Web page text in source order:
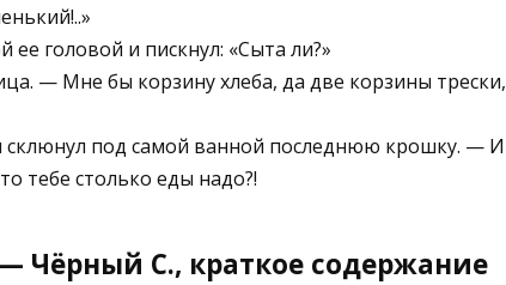
головой и пискнул: «Сыта ли?»
— Мне бы корзину хлеба, да две корзины трески,
под самой ванной последнюю крошку. — И
тебе столько еды надо?!
Чёрный С., краткое содержание